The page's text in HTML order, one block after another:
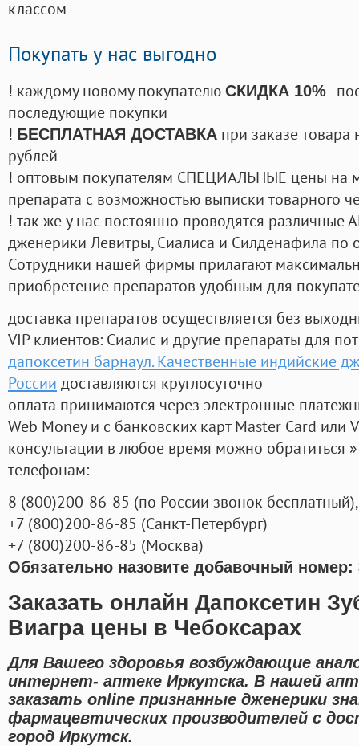
классом
Покупать у нас выгодно
! каждому новому покупателю СКИДКА 10%-
последующие покупки
! БЕСПЛАТНАЯ ДОСТАВКА при заказе
рублей
! оптовым покупателям СПЕЦИАЛЬНЫЕ цены на
препарата с возможностью выписки товарного
! так же у нас постоянно проводятся
дженерики Левитры, Сиалиса и Силденафила по
Cотрудники нашей фирмы прилагают
приобретение препаратов удобным для
доставка препаратов осуществляется без
VIP клиентов: Сиалис и другие препараты для
дапоксетин барнаул. Качественные индийские
России доставляются круглосуточно
оплата принимаются через электронные
Web Money и с банковских карт Master Card или
консультации в любое время можно обратиться
телефонам:
8 (800)200-86-85 (по России звонок бесплатный),
+7 (800)200-86-85 (Санкт-Петербург)
+7 (800)200-86-85 (Москва)
Обязательно назовите добавочный номер:
Заказать онлайн Дапоксетин
Виагра цены в Чебоксарах
Для Вашего здоровья возбуждающие
интернет- аптеке Иркутска. В нашей
заказать online признанные дженерики
фармацевтических производителей с
город Иркутск.